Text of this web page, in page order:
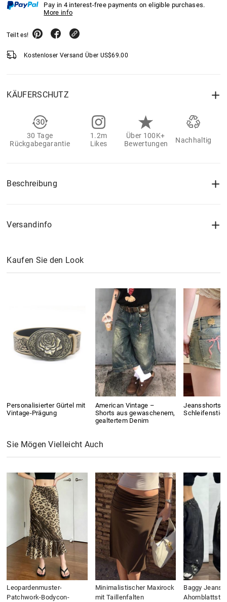
Pay in 4 interest-free payments on eligible purchases.
More info
Teilt es!
Kostenloser Versand Über US$69.00
KÄUFERSCHUTZ
30 Tage
Rückgabegarantie
1.2m
Likes
Über 100K+
Bewertungen
Nachhaltig
Beschreibung
Versandinfo
Kaufen Sie den Look
Personalisierter Gürtel mit
Vintage-Prägung
American Vintage –
Shorts aus gewaschenem,
gealtertem Denim
Jeansshorts
Sie Mögen Vielleicht Auch
Leopardenmuster-
Patchwork-Bodycon-
Minimalistischer Maxirock
mit Taillenfalten
Baggy Jeans